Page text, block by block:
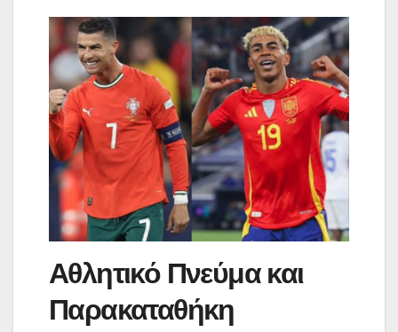
Αθλητικό Πνεύμα και
Παρακαταθήκη